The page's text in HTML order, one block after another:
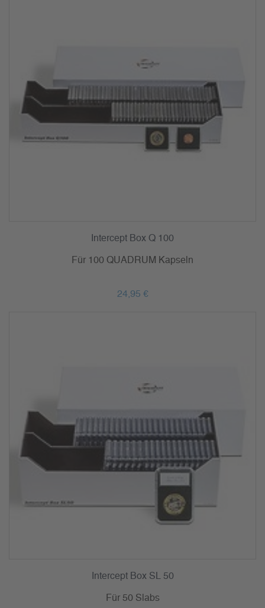
Intercept Box Q 100
Für 100 QUADRUM Kapseln
24,95 €
Intercept Box SL 50
Für 50 Slabs